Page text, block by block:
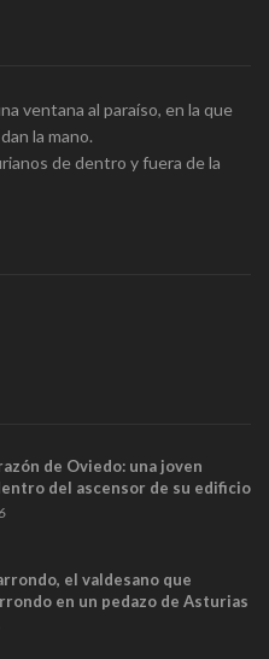
ventana al paraíso, en la que
la mano.
de dentro y fuera de la
de Oviedo: una joven
del ascensor de su edificio
sus últimos minutos
el valdesano que
en un pedazo de Asturias